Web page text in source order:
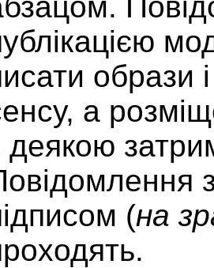
образи
а
деякою
(на